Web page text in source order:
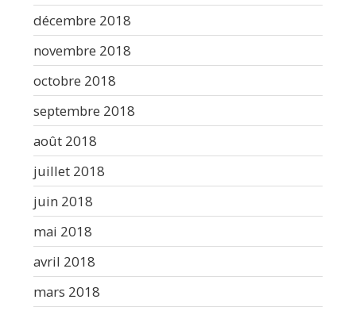
décembre 2018
novembre 2018
octobre 2018
septembre 2018
août 2018
juillet 2018
juin 2018
mai 2018
avril 2018
mars 2018